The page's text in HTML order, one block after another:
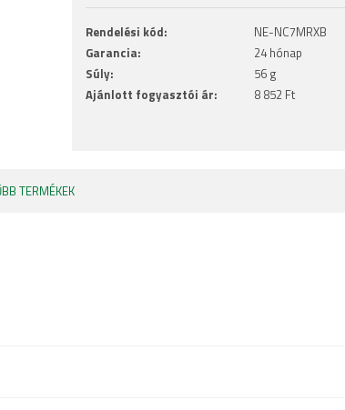
Rendelési kód:
NE-NC7MRXB
Garancia:
24 hónap
Súly:
56 g
Ajánlott fogyasztói ár:
8 852 Ft
TERMÉKEK